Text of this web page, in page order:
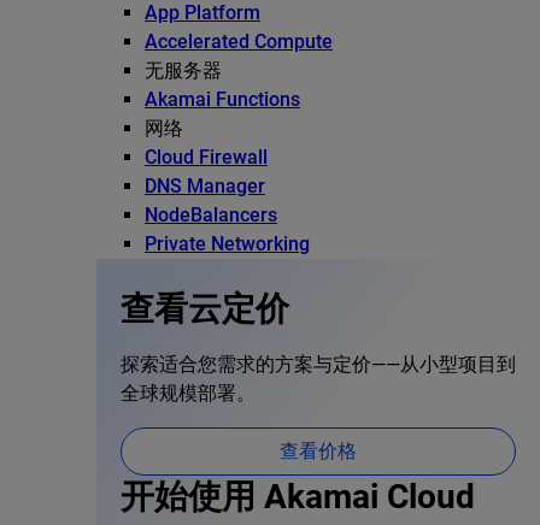
App Platform
Accelerated Compute
无服务器
Akamai Functions
网络
Cloud Firewall
DNS Manager
NodeBalancers
Private Networking
查看云定价
探索适合您需求的方案与定价——从小型项目到
全球规模部署。
查看价格
开始使用 Akamai Cloud